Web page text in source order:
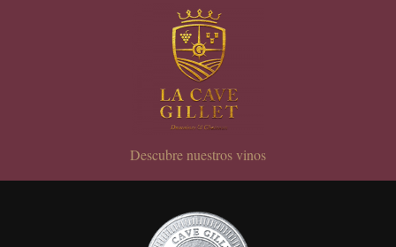
Descubre nuestros vinos